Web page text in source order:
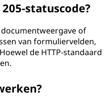
statuscode?
of
van formuliervelden,
de HTTP-standaard